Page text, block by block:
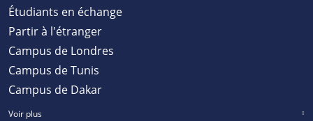
Étudiants en échange
Partir à l'étranger
Campus de Londres
Campus de Tunis
Campus de Dakar
Voir plus